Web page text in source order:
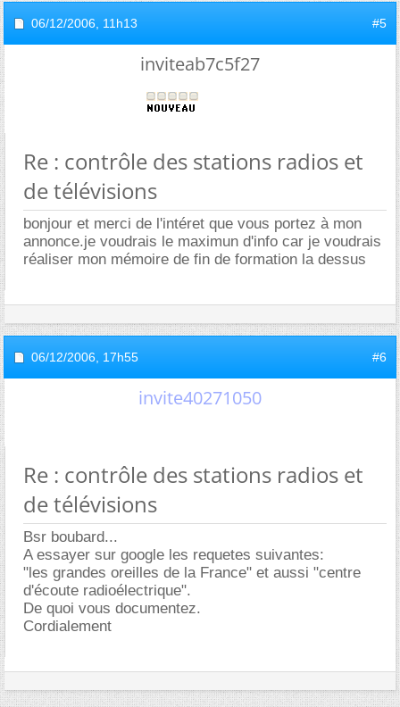
06/12/2006, 11h13 #5
inviteab7c5f27
Re : contrôle des stations radios et
de télévisions
bonjour et merci de l'intéret que vous portez à mon
annonce.je voudrais le maximun d'info car je voudrais
réaliser mon mémoire de fin de formation la dessus
06/12/2006, 17h55 #6
invite40271050
Re : contrôle des stations radios et
de télévisions
Bsr boubard...
A essayer sur google les requetes suivantes:
"les grandes oreilles de la France" et aussi "centre
d'écoute radioélectrique".
De quoi vous documentez.
Cordialement